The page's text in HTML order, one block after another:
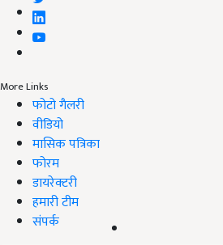
More Links
फोटो गैलरी
वीडियो
मासिक पत्रिका
फोरम
डायरेक्टरी
हमारी टीम
संपर्क